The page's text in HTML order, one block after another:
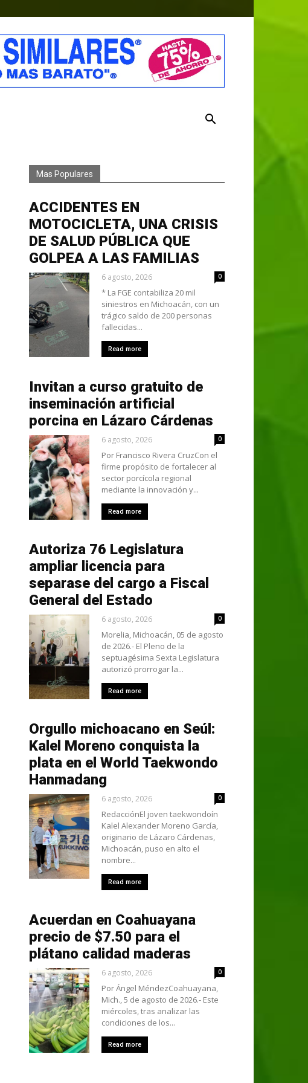
Mas Populares
ACCIDENTES EN
MOTOCICLETA, UNA CRISIS
DE SALUD PÚBLICA QUE
GOLPEA A LAS FAMILIAS
6 agosto, 2026 0
* La FGE contabiliza 20 mil
siniestros en Michoacán, con un
trágico saldo de 200 personas
fallecidas...
Read more
Invitan a curso gratuito de
inseminación artificial
porcina en Lázaro Cárdenas
6 agosto, 2026 0
Por Francisco Rivera CruzCon el
firme propósito de fortalecer al
sector porcícola regional
mediante la innovación y...
Read more
Autoriza 76 Legislatura
ampliar licencia para
separase del cargo a Fiscal
General del Estado
6 agosto, 2026 0
Morelia, Michoacán, 05 de agosto
de 2026.- El Pleno de la
septuagésima Sexta Legislatura
autorizó prorrogar la...
Read more
Orgullo michoacano en Seúl:
Kalel Moreno conquista la
plata en el World Taekwondo
Hanmadang
6 agosto, 2026 0
RedacciónEl joven taekwondoín
Kalel Alexander Moreno García,
originario de Lázaro Cárdenas,
Michoacán, puso en alto el
nombre...
Read more
Acuerdan en Coahuayana
precio de $7.50 para el
plátano calidad maderas
6 agosto, 2026 0
Por Ángel MéndezCoahuayana,
Mich., 5 de agosto de 2026.- Este
miércoles, tras analizar las
condiciones de los...
Read more